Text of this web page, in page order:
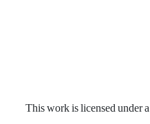
This work is licensed under a